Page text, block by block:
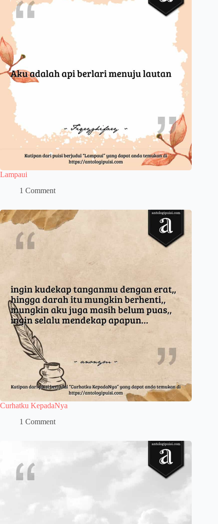
Lampaui
1 Comment
Curhatku KepadaNya
1 Comment